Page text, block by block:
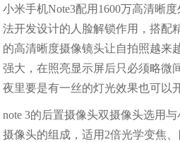
小米手机Note3配用1600万高清晰
法开发设计的人脸解锁作用，搭配
的高清晰度摄像镜头让自拍照越来
强大，在照亮显示屏后只必须略微
夜里要是有一丝的灯光效果也可以
note 3的后置摄像头双摄像头选用
摄像头的组成，适用2倍光学变焦